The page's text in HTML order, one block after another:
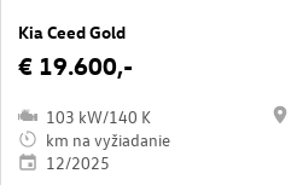
Kia Ceed Gold
€ 19.600,-
103 kW/140 K
km na vyžiadanie
12/2025